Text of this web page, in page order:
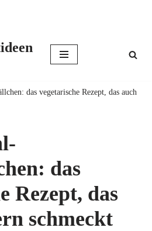
das vegetarische Rezept, das auch
das
Rezept, das
schmeckt